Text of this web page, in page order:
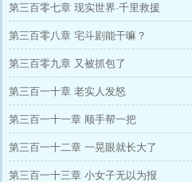
第三百零七章 现实世界·千里救援
第三百零八章 宅斗剧能干嘛？
第三百零九章 又被抓包了
第三百一十章 老实人发怒
第三百一十一章 顺手帮一把
第三百一十二章 一晃眼就长大了
第三百一十三章 小女子无以为报